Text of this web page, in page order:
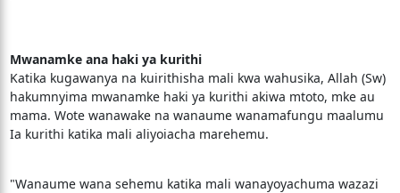
Mwanamke ana haki ya kurithi
Katika kugawanya na kuirithisha mali kwa wahusika, Allah (Sw)
hakumnyima mwanamke haki ya kurithi akiwa mtoto, mke au
mama. Wote wanawake na wanaume wanamafungu maalumu
Ia kurithi katika mali aliyoiacha marehemu.
"Wanaume wana sehemu katika mali wanayoyachuma wazazi